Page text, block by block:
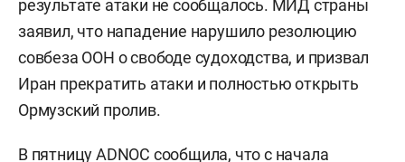
результате атаки не сообщалось. МИД страны
заявил, что нападение нарушило резолюцию
совбеза ООН о свободе судоходства, и призвал
Иран прекратить атаки и полностью открыть
Ормузский пролив.
В пятницу ADNOC сообщила, что с начала